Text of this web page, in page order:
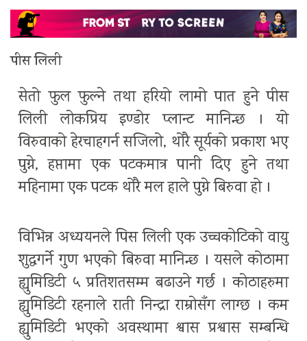
पीस लिली
सेतो फुल फुल्ने तथा हरियो लामो पात हुने पीस
लिली लोकप्रिय इण्डोर प्लान्ट मानिन्छ । यो
विरुवाको हेरचाहगर्न सजिलो, थोरै सूर्यको प्रकाश भए
पुग्ने, हप्तामा एक पटकमात्र पानी दिए हुने तथा
महिनामा एक पटक थोरै मल हाले पुग्ने बिरुवा हो ।
विभिन्न अध्ययनले पिस लिली एक उच्चकोटिको वायु
शुद्धगर्ने गुण भएको बिरुवा मानिन्छ । यसले कोठामा
ह्युमिडिटी ५ प्रतिशतसम्म बढाउने गर्छ । कोठाहरुमा
ह्युमिडिटी रहनाले राती निन्द्रा राम्रोसँग लाग्छ । कम
ह्युमिडिटी भएको अवस्थामा श्वास प्रश्वास सम्बन्धि